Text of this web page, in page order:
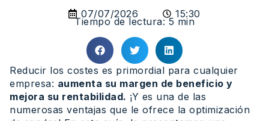
07/07/2026 15:30
Tiempo de lectura: 5 min
Reducir los costes es primordial para cualquier
empresa: aumenta su margen de beneficio y
mejora su rentabilidad. ¡Y es una de las
numerosas ventajas que le ofrece la optimización